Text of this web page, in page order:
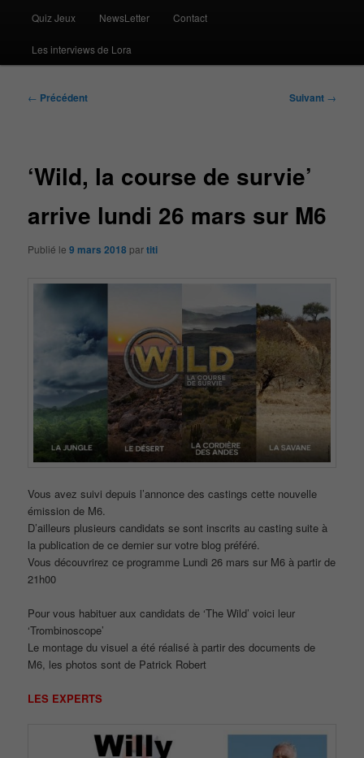
Quiz Jeux NewsLetter Contact
Les interviews de Lora
Navigation
← Précédent Suivant →
‘Wild, la course de survie’
arrive lundi 26 mars sur M6
Publié le9 mars 2018 partiti
Vous avez suivi depuis l’annonce des castings cette nouvelle
émission de M6.
D’ailleurs plusieurs candidats se sont inscrits au casting suite à
la publication de ce dernier sur votre blog préféré.
Vous découvrirez ce programme Lundi 26 mars sur M6 à partir de
21h00
Pour vous habituer aux candidats de ‘The Wild’ voici leur
‘Trombinoscope’
Le montage du visuel a été réalisé à partir des documents de
M6, les photos sont de Patrick Robert
LES EXPERTS